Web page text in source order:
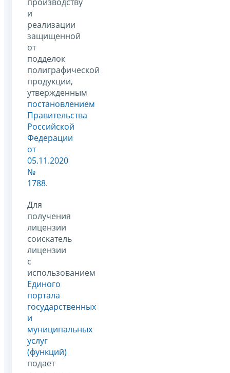
и
реализации
защищенной
от
подделок
полиграфической
продукции,
утвержденным
постановлением
Правительства
Российской
Федерации
от
05.11.2020
№
1788.
Для
получения
лицензии
соискатель
лицензии
с
использованием
Единого
портала
государственных
и
муниципальных
услуг
(функций)
подает